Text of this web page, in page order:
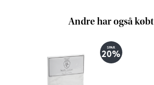
Andre har også købt
SPAR
20%